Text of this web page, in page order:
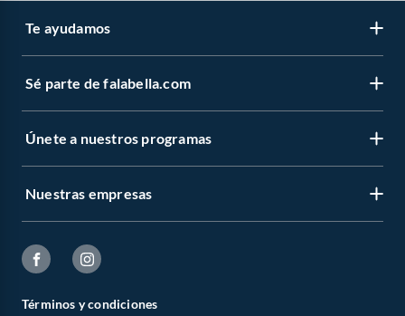
Te ayudamos
Sé parte de falabella.com
Únete a nuestros programas
Nuestras empresas
Términos y condiciones